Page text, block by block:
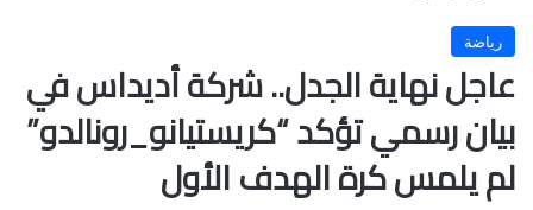
رياضة
عاجل نهاية الجدل.. شركة أديداس في
بيان رسمي تؤكد “كريستيانو_رونالدو”
لم يلمس كرة الهدف الأول